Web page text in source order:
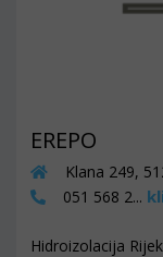
EREPO
Klana 249,
051 568 2...
Hidroizolacija